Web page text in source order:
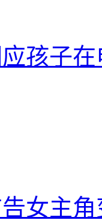
孩子
女主